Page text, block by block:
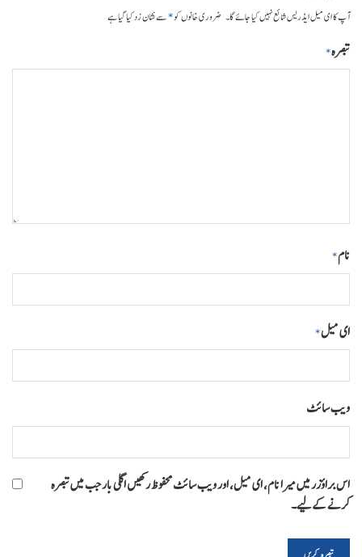
آپ کا ای میل ایڈریس شائع نہیں کیا جائے گا۔ ضروری خانوں کو*سے نشان زد کیا گیا ہے
تبصرہ*
نام*
ای میل*
ویب‌ سائٹ
اس براؤزر میں میرا نام، ای میل، اور ویب سائٹ محفوظ رکھیں اگلی بار جب میں تبصرہ
کرنے کےلیے۔